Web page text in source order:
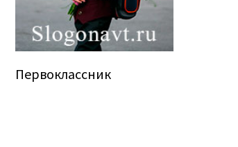
Первоклассник